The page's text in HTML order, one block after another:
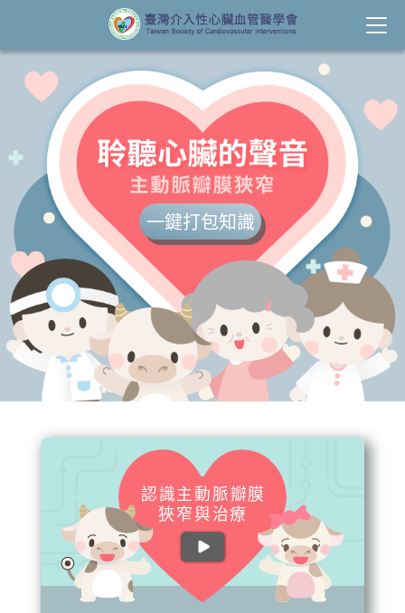
一鍵打包知識
認識主動脈瓣膜
狹窄與治療